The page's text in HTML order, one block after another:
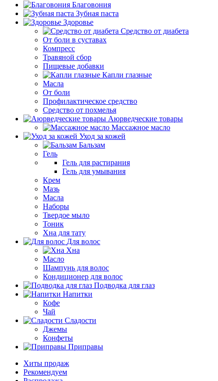
Благовония
Зубная паста
Здоровье
Средство от диабета
От боли в суставах
Компресс
Травяной сбор
Пищевые добавки
Капли глазные
Масла
От боли
Профилактическое средство
Средство от похмелья
Аюрведческие товары
Массажное масло
Уход за кожей
Бальзам
Гель
Гель для растирания
Гель для умывания
Крем
Мазь
Масла
Наборы
Твердое мыло
Тоник
Хна для тату
Для волос
Хна
Масло
Шампунь для волос
Кондиционер для волос
Подводка для глаз
Напитки
Кофе
Чай
Сладости
Джемы
Конфеты
Приправы
Хиты продаж
Рекомендуем